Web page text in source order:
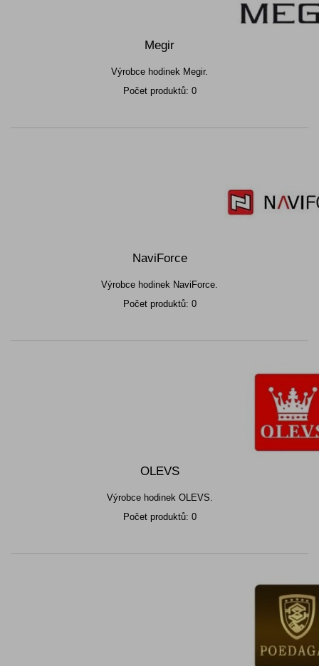
Megir
Výrobce hodinek Megir.
Počet produktů: 0
NaviForce
Výrobce hodinek NaviForce.
Počet produktů: 0
OLEVS
Výrobce hodinek OLEVS.
Počet produktů: 0